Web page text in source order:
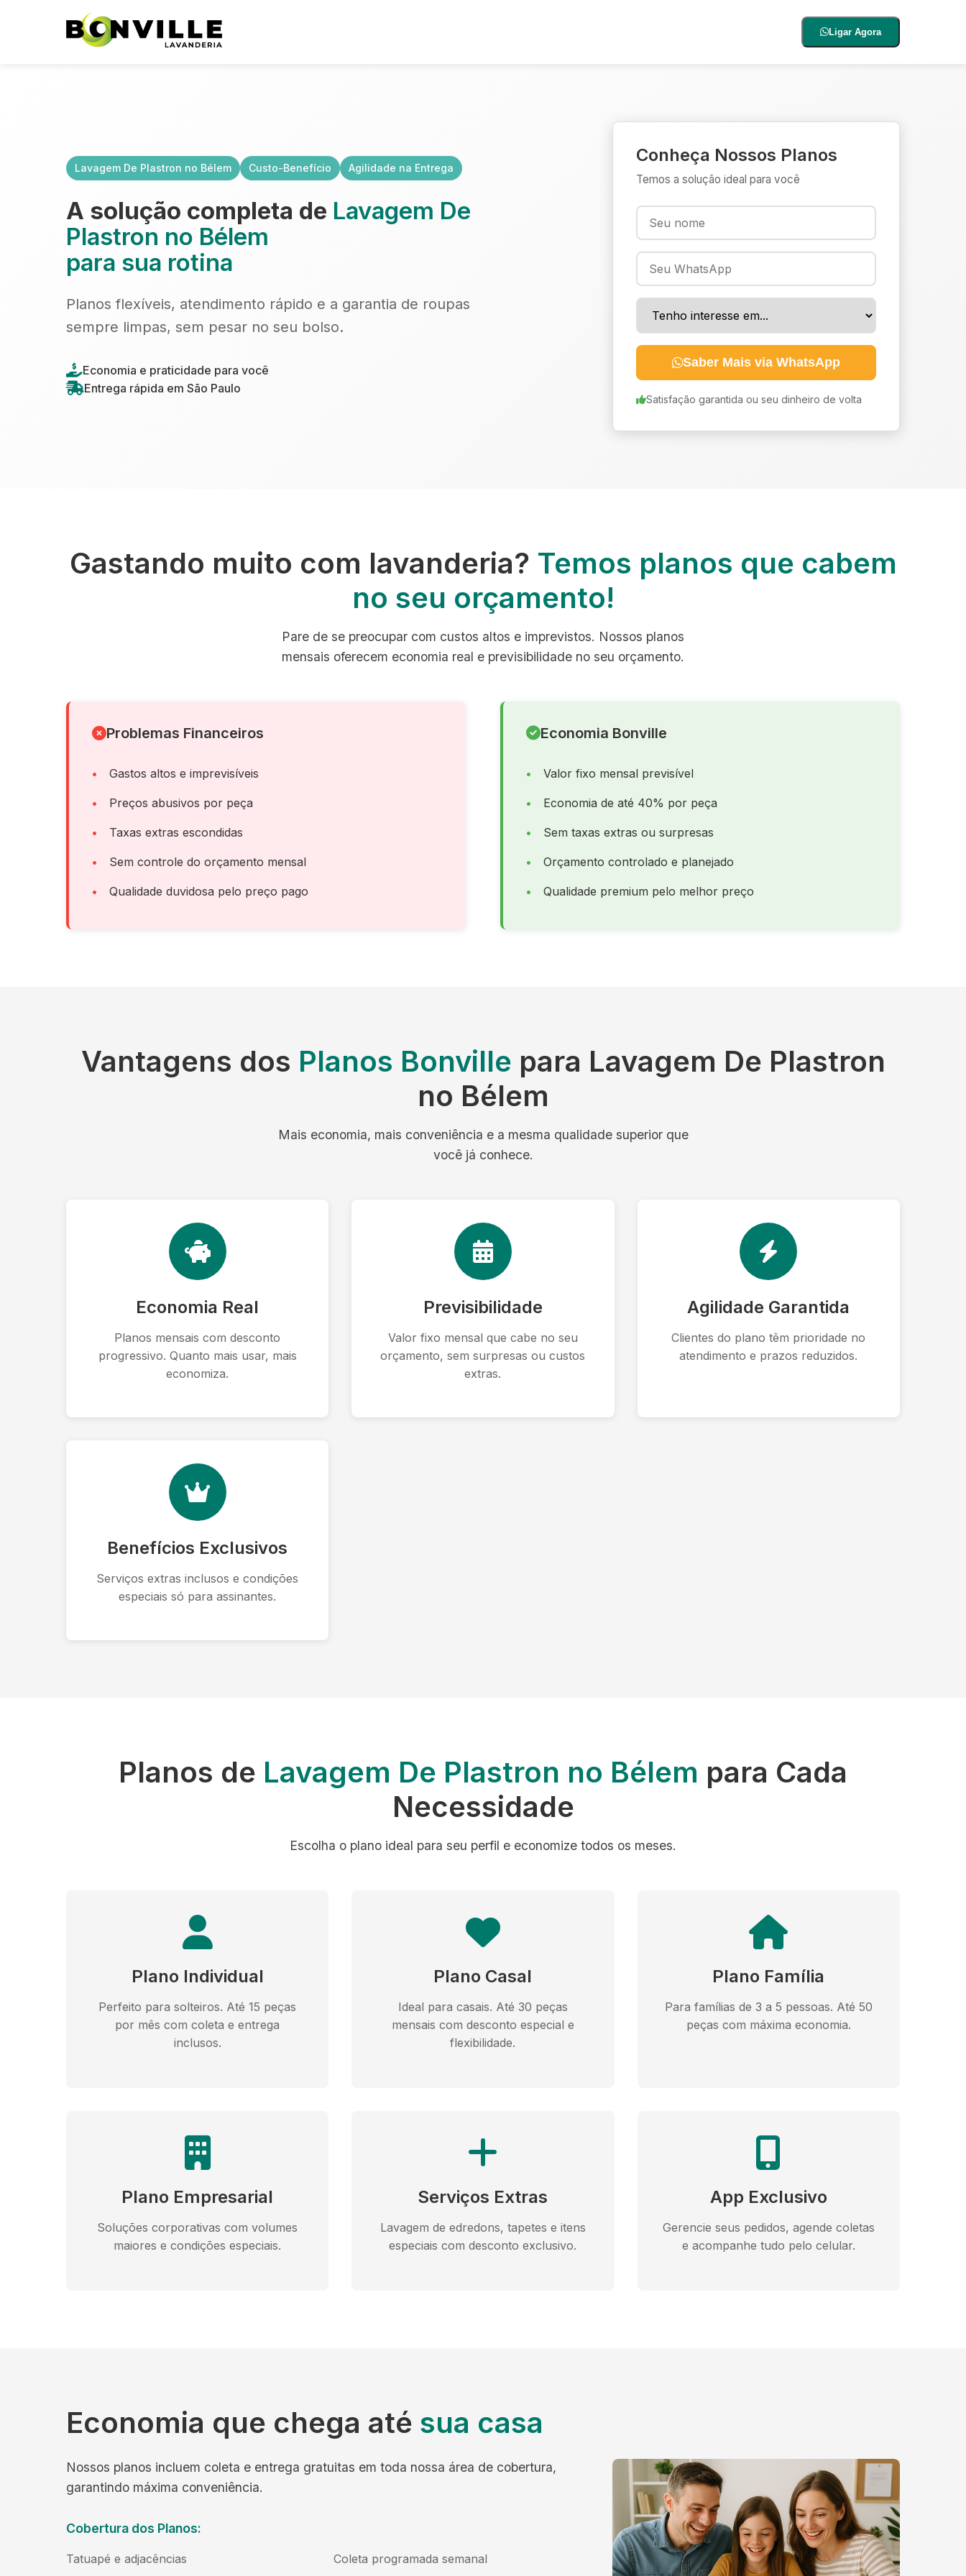
Ligar Agora
Lavagem De Plastron no Bélem Custo-Benefício Agilidade na Entrega
A solução completa de Lavagem De
Plastron no Bélem
para sua rotina
Planos flexíveis, atendimento rápido e a garantia de roupas
sempre limpas, sem pesar no seu bolso.
Economia e praticidade para você
Entrega rápida em São Paulo
Conheça Nossos Planos
Temos a solução ideal para você
Saber Mais via WhatsApp
Satisfação garantida ou seu dinheiro de volta
Gastando muito com lavanderia? Temos planos que cabem
no seu orçamento!
Pare de se preocupar com custos altos e imprevistos. Nossos planos
mensais oferecem economia real e previsibilidade no seu orçamento.
Problemas Financeiros
Gastos altos e imprevisíveis
Preços abusivos por peça
Taxas extras escondidas
Sem controle do orçamento mensal
Qualidade duvidosa pelo preço pago
Economia Bonville
Valor fixo mensal previsível
Economia de até 40% por peça
Sem taxas extras ou surpresas
Orçamento controlado e planejado
Qualidade premium pelo melhor preço
Vantagens dos Planos Bonville para Lavagem De Plastron
no Bélem
Mais economia, mais conveniência e a mesma qualidade superior que
você já conhece.
Economia Real
Planos mensais com desconto
progressivo. Quanto mais usar, mais
economiza.
Previsibilidade
Valor fixo mensal que cabe no seu
orçamento, sem surpresas ou custos
extras.
Agilidade Garantida
Clientes do plano têm prioridade no
atendimento e prazos reduzidos.
Benefícios Exclusivos
Serviços extras inclusos e condições
especiais só para assinantes.
Planos de Lavagem De Plastron no Bélem para Cada
Necessidade
Escolha o plano ideal para seu perfil e economize todos os meses.
Plano Individual
Perfeito para solteiros. Até 15 peças
por mês com coleta e entrega
inclusos.
Plano Casal
Ideal para casais. Até 30 peças
mensais com desconto especial e
flexibilidade.
Plano Família
Para famílias de 3 a 5 pessoas. Até 50
peças com máxima economia.
Plano Empresarial
Soluções corporativas com volumes
maiores e condições especiais.
Serviços Extras
Lavagem de edredons, tapetes e itens
especiais com desconto exclusivo.
App Exclusivo
Gerencie seus pedidos, agende coletas
e acompanhe tudo pelo celular.
Economia que chega até sua casa
Nossos planos incluem coleta e entrega gratuitas em toda nossa área de cobertura,
garantindo máxima conveniência.
Cobertura dos Planos:
Tatuapé e adjacências
Coleta programada semanal